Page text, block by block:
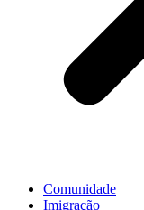
Comunidade
Imigração